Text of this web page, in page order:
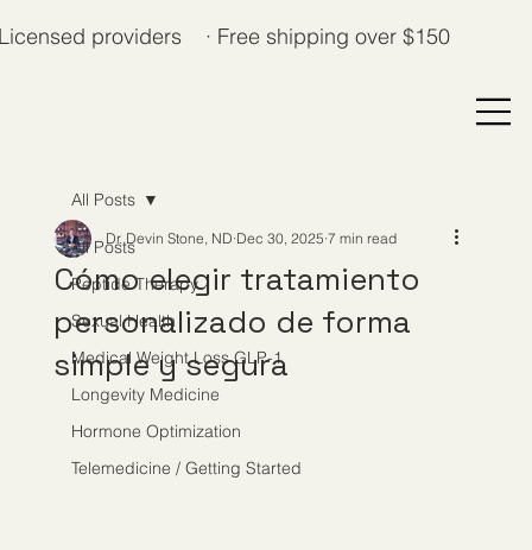
providers · Free shipping over $150
All Posts
Peptide Therapy
Sexual Health
Medical Weight Loss GLP-1
Longevity Medicine
Hormone Optimization
Telemedicine / Getting Started
All Posts
Cómo elegir tratamiento
personalizado de forma
simple y segura
Dr. Devin Stone, ND Dec 30, 2025 7 min read